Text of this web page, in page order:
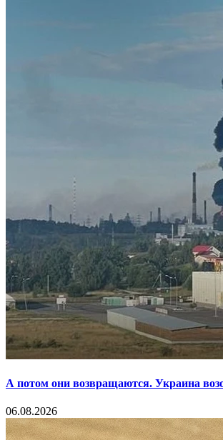
А потом они возвращаются. Украина
06.08.2026